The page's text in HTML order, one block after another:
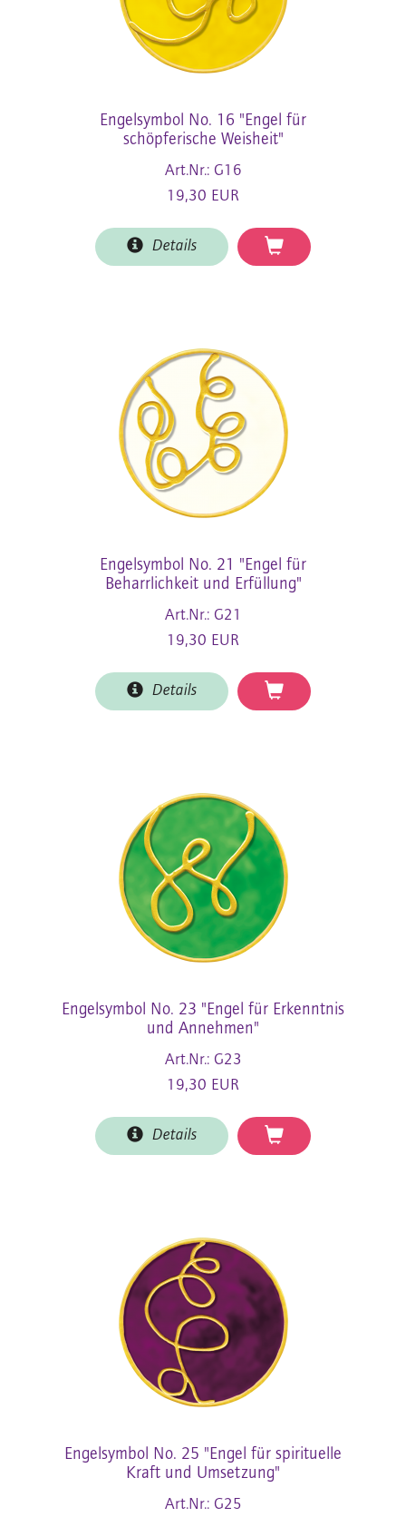
Engelsymbol No. 16 "Engel für
schöpferische Weisheit"
Art.Nr.: G16
19,30 EUR
Details
Engelsymbol No. 21 "Engel für
Beharrlichkeit und Erfüllung"
Art.Nr.: G21
19,30 EUR
Details
Engelsymbol No. 23 "Engel für Erkenntnis
und Annehmen"
Art.Nr.: G23
19,30 EUR
Details
Engelsymbol No. 25 "Engel für spirituelle
Kraft und Umsetzung"
Art.Nr.: G25